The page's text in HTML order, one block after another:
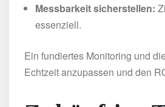
Messbarkeit sicherstellen:
essenziell.
Ein fundiertes Monitoring und
Echtzeit anzupassen und den